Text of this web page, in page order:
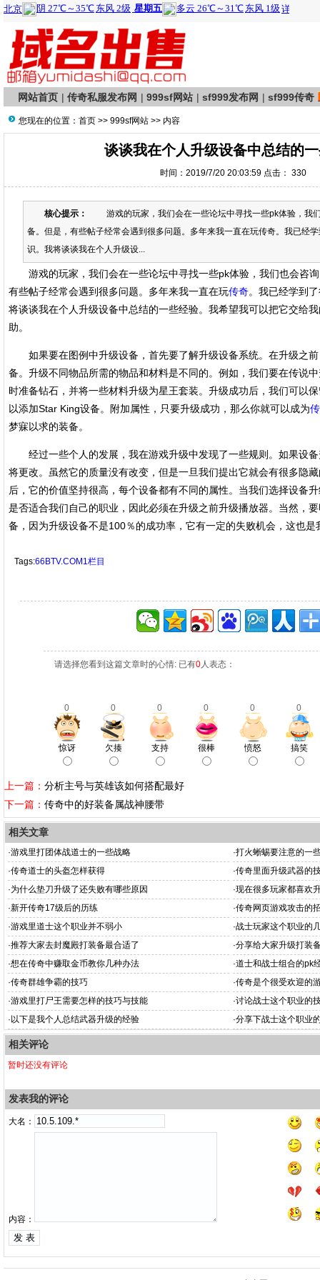
网站首页 | 传奇私服发布网 | 999sf网站 | sf999发布网 | sf999传奇
您现在的位置： 首页 >> 999sf网站 >> 内容
谈谈我在个人升级设备中总结的
时间：2019/7/20 20:03:59 点击： 330
核心提示：
游戏的玩家，我们会在一些论坛中寻找一些pk体验，我
备。但是，有些帖子经常会遇到很多问题。多年来我一直在玩传奇。我已经
识。我将谈谈我在个人升级设...
游戏的玩家，我们会在一些论坛中寻找一些pk体验，我们也会咨询
有些帖子经常会遇到很多问题。多年来我一直在玩传奇。我已经学到
将谈谈我在个人升级设备中总结的一些经验。我希望我可以把它交给
助。
如果要在图例中升级设备，首先要了解升级设备系统。在升级之前
备。升级不同物品所需的物品和材料是不同的。例如，我们要在传说
时准备钻石，并将一些材料升级为星王套装。升级成功后，我们可以
以添加Star King设备。附加属性，只要升级成功，那么你就可以成为
梦寐以求的装备。
经过一些个人的发展，我在游戏升级中发现了一些规则。如果设备
将更改。虽然它的质量没有改变，但是一旦我们提出它就会有很多隐
后，它的价值坚持很高，每个设备都有不同的属性。当我们选择设备
是否适合我们自己的职业，因此必须在升级之前升级播放器。当然，
备，因为升级设备不是100％的成功率，它有一定的失败机会，这也是
Tags:66BTV.COM1栏目
请选择您看到这篇文章时的心情: 已有0人表态：
0 0 0 0 0 0
惊讶 欠揍 支持 很棒 愤怒 搞笑
上一篇： 分析主号与英雄该如何搭配最好
下一篇： 传奇中的好装备属战神腰带
相关文章
·游戏里打团体战道士的一些战略 ·打火蜥蜴要注意的一
·传奇道士的头盔怎样获得 ·传奇里面升级武器的
·为什么垫刀升级了还失败有哪些原因 ·现在很多玩家都喜欢
·新开传奇17级后的历练 ·传奇网页游戏攻击的
·游戏里道士这个职业并不弱小 ·战士玩家这个职业的
·推荐大家去封魔殿打装备最合适了 ·分享给大家升级打装
·想在传奇中赚取金币教你几种办法 ·道士和战士组合的pk
·传奇群雄争霸的技巧 ·传奇是个很受欢迎的
·游戏里打尸王需要怎样的技巧与技能 ·讨论战士这个职业的
· 以下是我个人总结武器升级的经验 ·分享下战士这个职业
相关评论
暂时还没有评论
发表我的评论
大名：
内容：